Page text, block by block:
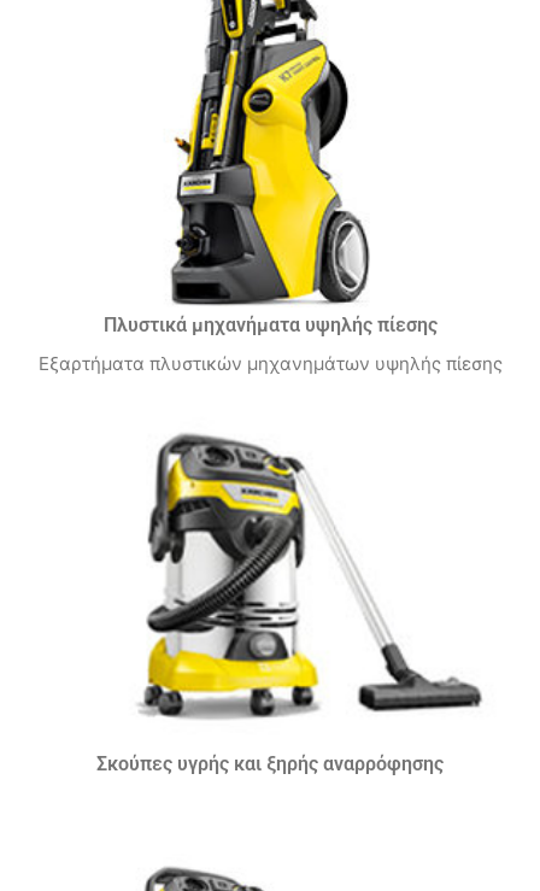
Πλυστικά μηχανήματα υψηλής πίεσης
Εξαρτήματα πλυστικών μηχανημάτων υψηλής πίεσης
Σκούπες υγρής και ξηρής αναρρόφησης